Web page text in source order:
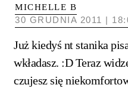
MICHELLE B
30 GRUDNIA 2011 |
Już kiedyś nt stanika
wkładasz. :D Teraz
czujesz się